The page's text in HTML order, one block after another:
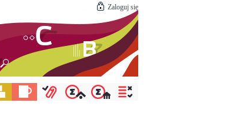
Zaloguj się